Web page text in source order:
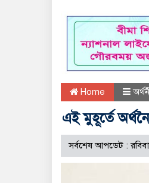
Home
এই মুহূর্তে
সর্বশেষ আপডেট :